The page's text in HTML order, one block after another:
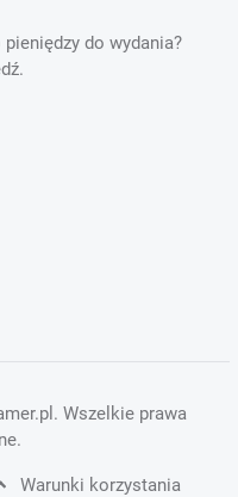
do wydania?
. Wszelkie prawa
Warunki korzystania